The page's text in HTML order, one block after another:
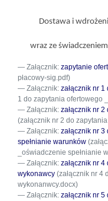
Dostawa i
wraz ze
Załącznik: zapytanie
płacowy-sig.pdf)
Załącznik: załącznik nr
1 do zapytania ofertowego
Załącznik: załącznik nr
(załącznik nr 2 do
Załącznik: załącznik nr
spełnianie warunków
_oświadczenie spełnianie
Załącznik: załącznik nr
wykonawcy (załącznik nr 4
wykonanwcy.docx)
Załącznik: załącznik nr